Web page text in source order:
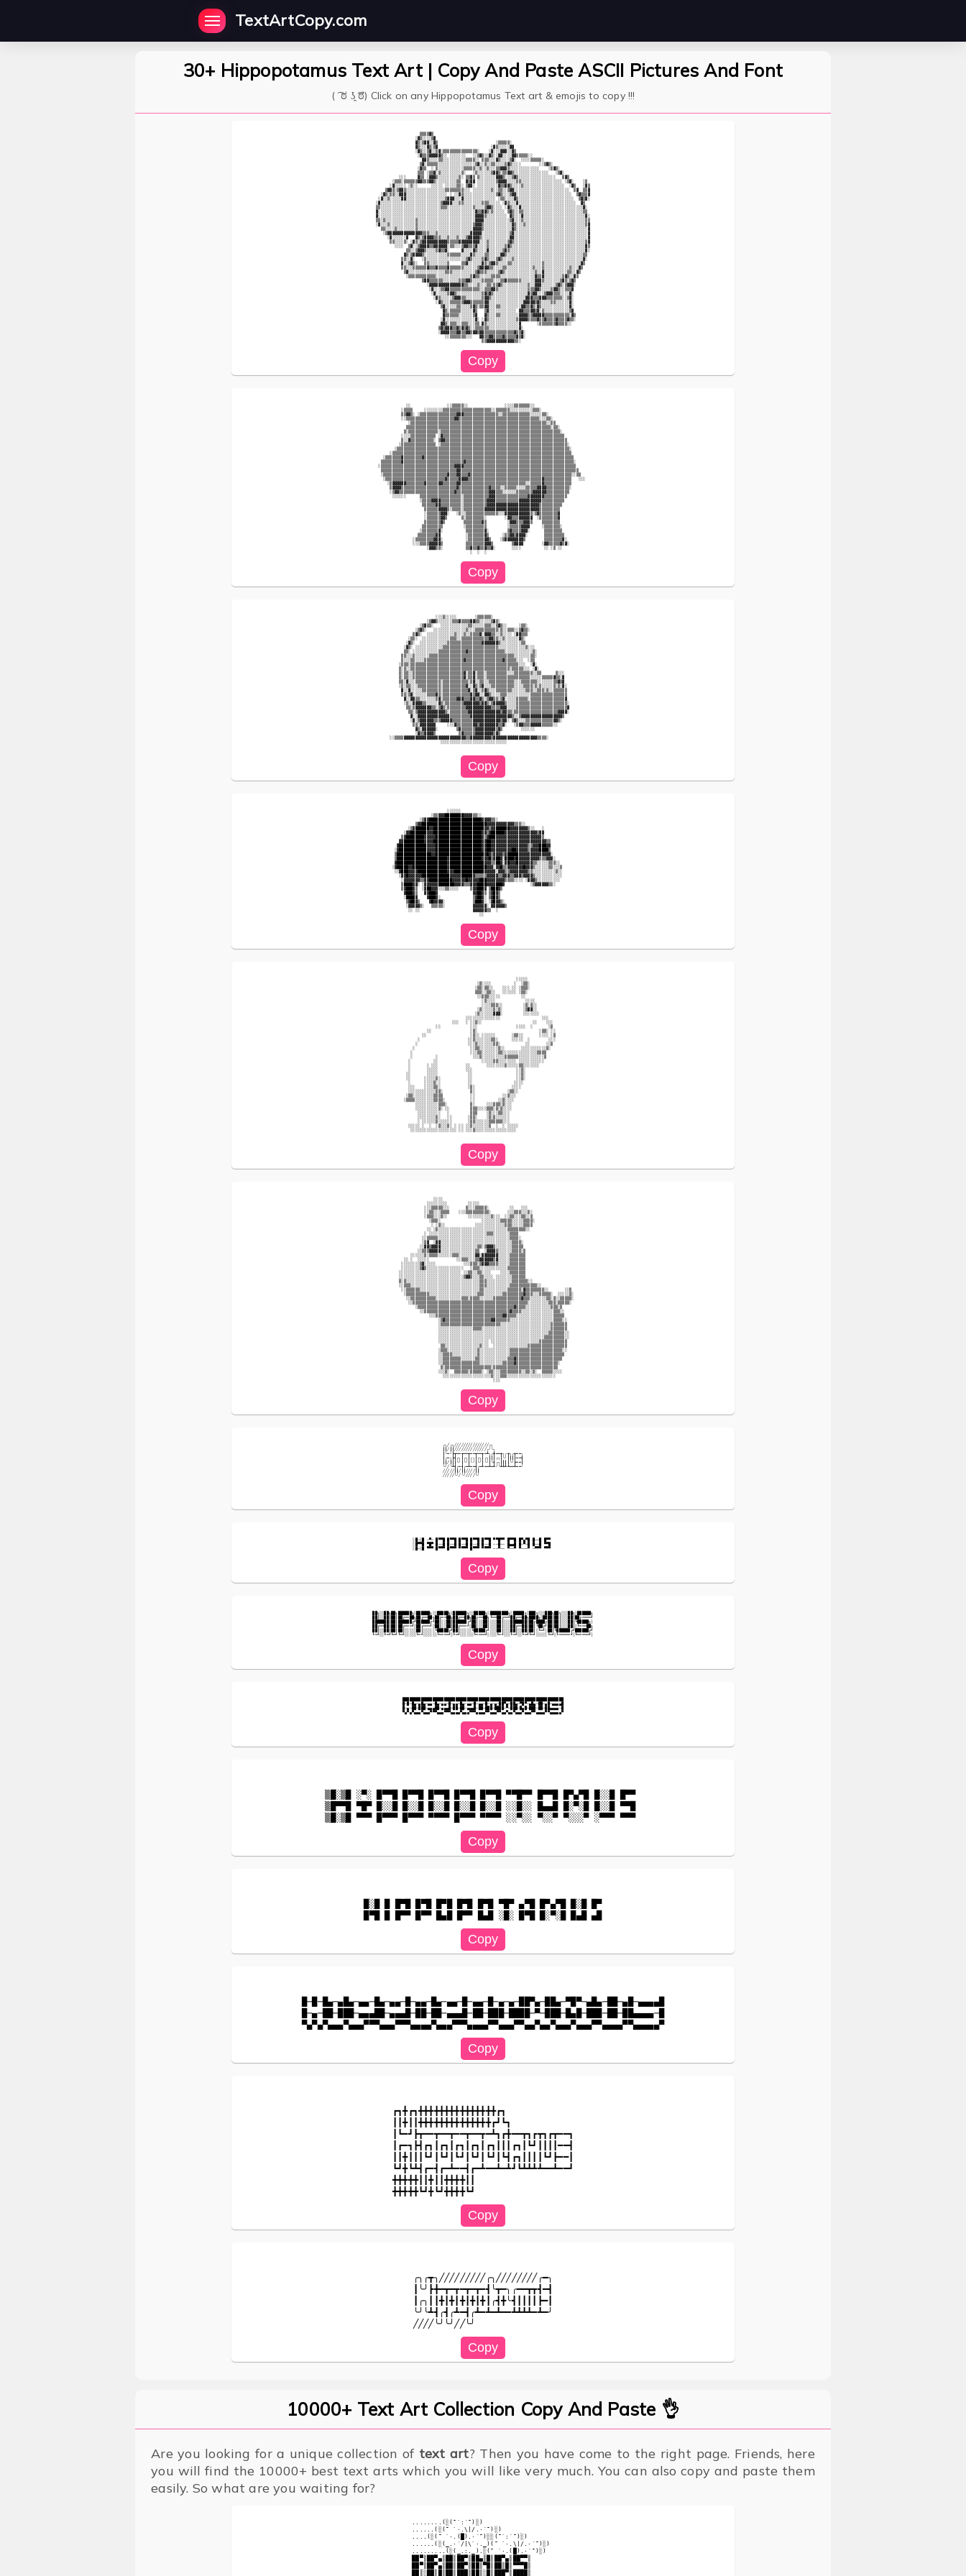
TextArtCopy.com
30+ Hippopotamus Text Art | Copy And Paste ASCII Pictures And Font
( ͡ ಠ ʖ̯ ͡ಠ) Click on any Hippopotamus Text art & emojis to copy !!!
                   ▒▒▒▒▓▒
                 ░▓▒░░░░▒▓
                 ▓▒░▒▓▓░░▓▒                         ░▒▒▒▒▒░
                 ▓▒░░░▓▒░▒▓                       ░▓▒░░░░░▓▓
                 ░▓▒░░▒▓░░▒▓░▒▒▒▒▒▒▒▒▒▒▒▒▒▒▒░    ░▓░░░▓▓▓░░▓▒
                  ░▓▒▒▒▓▓▓▓▓▒░░ ░░░░░░░   ░░▒▓▒░░▓▒░░▓▓░░░░▓▓▒▒▒▒▒░░
                    ▓▓▒░░░░▒▒░░░░░░░░░░▒▒▒▒░░ ▒▒▒░░░▓▒░░░░▒▓░  ░░░░▒▒▒▒▒░
                   ▒▓░▒▒▒▒▒░░░░░░░░░░░░░░░░▒▓░░▒░░▒▒░░░░▒▓▒░░░░        ░░▒▓▒░
                  ░▓▒▒  ░ ▒░░░░░░░░░░░▒▒▒▒▒░░▒░░▒░░░▒▒▓▓▓▒░░░░░░░░░░░░░    ░▒▓▒░
                  ▒▒▒ ░▒▒▓░▒░░░░░░░░░▒░   ░▒░░░░░░▒▓▓▒░▒▒▓▓▒░░░░░░░░░░░░░░░   ░▒▓░
          ░░░     ▓▒▒ ░▓▓▓▒░░░░░░░░░▒░ ▒▒▓▒ ▒░░░░░░░▓▓▓▒░░░▒▓▒░░░░░░░░░░░░░░░░   ▒▓▒
       ░▒▒▒░▒▒▒▒▒▒▓▓▒▒▒▓▓▒░░░░░░░░░▒▒  ▓▒▓▓ ░░░░░░░░▒▓▓▓▓░░░░▒▒░░░░░░░░░░░░░░░░░░ ░▒▓░    ░▒
      ░▓░░░░░ ░▒░░      ░░░░░ ░░░░░▒▒░ ▒▓▓░ ░░░░░░░░░▓▒▒▓▓▒░░░░▒░░░░░░░░░░░░░░░░░░  ░▓▒   ░▓▒
    ▒▓▓▒░▒▓▓▒░░░░░░░░░░░░░░░░░▒▒▒▒▒▒▒▒░░░ ░░░░░░░░▒░░▒▒░░▒▓▓░░░░░░░░░░░░░░░░░░░░░░░░  ▒▓  ▒▒▓
  ░▓▒░▒▒░░▓▓▓░░░░░░░░░░░░░░░░░░ ░ ░░▓▒░░░░░░░░░░░░░░▒▓▒░░░▒▓▓░░░░░░░░░░░░░░░░░░░░░░░░  ▒▓▒▒▒▓
░▓░░▒░░░░░▓▓░░░░░░░░░░░░░░░░░▒▓▓▓░░░▓░░░░░░░░░░░░░░ ░▒▒░░░░▓▒░░░░░░░░░░░░░░░░░░░░░░░░  ▒▓▒▓░
░▓░░░░░░░░░░░░░░░░░░░░░░░░░░▒▓▓▓▓░░░▒▒░░░░░░░░▒▒▒░░░░░ ░▓▒░░░▓░░░░░░░░░░░░░░░░░░░░░░░░░  ▓▒
▒▒░░░░░░░░░░░░░░░░░░░░░░░░░░▒▒▒░░░░░░░░░░░▒░░░░▒▓▓▒░░░░ ░▓▒░░░▓░░░░░░░░░░░░░░░░░░░░░░░░░░░▓░
▓░░░░░░░░░░░░░░░░░░░░░░░░░░░░░░░░░░░░░░░░░░▓▒▒▓▓▒░▒░░░░░ ▒▓▒░░▒▒░░░░░░░░░░░░░░░░░░░░░░░░░░▒▒
▓░░░░░░░░░░░░░░░░░░░░░░░░░░░░░░░░░░░░░░░░░░▓▓▓▓▒░░░░░░░░░ ▓▒░░░▓░░░░░░░░░░░░░░░░░░░░░░░░░░░▓░
▒▒░▒░░░░░░░░░░░░░▒░░░░░░░░░░░░░░░░░░░░░░░░░▓▓▓▓░░░░░░░░░░░▒▓░░░▒░░░░░░░░░░░░░░░░░░░░░░░░░░░▒▒
░▓░░░▒░░░░░░░░░░░▒░░░░░░░░░░░░░░░░░░░░░░░░▒▓▓▓▒░░░░░░░░░░░░▓▒░░░▒░░░░░░░░░░░░░░░░░░░░░░░░░░▒▓
  ▒▒░░░░▒░░░░░░░░▒░░░░░░░░░░░░░░░░░░░░░░░░▓▓▓▓▒░░░░░░░░░░░░▓▒░░░░░░░░░░░░░░░░░░░░░░░░░░░░░░░▓
   ░▒▓▓▓▓▓▓▓▓▓▓▓▓▓▓▓▒▒▒░░░▒░░░░░░░░░░░░░░▓▓▓▓▓░░░░░░░░░░░░▒▓░░░░░░░░░░░░░░░░░░░░░░░░░░░░░░░░▓
     ░▓░░░░░░▓   ▓▒░▒▓▓▓▓▒▒▒░░░▒░░░▒░░░▒▓▓▓▓▓▒░░░░░░░░░░░░▓▓░░░░░░░░░░░░░░░░░░░░░░░░░░░░░░░░▓
      ▒▒░░░░▒░ ░▓▒░▒▓▓▓▓▓▓▓▓▓▓▓▒▒▒▒▒▓▓▓▓▓▓▓▓▓░░░▒░░░░░░░░▒▓▒░░░░░░░░░░░░░░░░░░░░░░░░░░░░░░░▒▓
        ░░░░  ▒▓░░▒▓▓▓▓▒▒▓▓▓▓▓▓░▒▒░░░▒▓▓▒▒▒▓░░░░▒░░░░░░░▒▓▒░░░░░░░░░░░░░░░░░░░░░░░░░░░░░░░░▓▒
             ▒▒░░▒▓▓▓▒░░░░▒▓▒▒▓░     ▓░░░░▓▒░░░░▓░░░░░░▒▓▒░░░░░░░░░░░░░░░░░░░░░░░░░░░░░░░░░▓░
            ▓▒░▒▓▓▓▓▒░░░░░░░░░░▒▒▒▒▒▒░░░░▓▒░░░░▒▒░░░░░▓▓▒░░░░░░░░░░░░░░░░░░░░░░░░░░░░░░░░░▒▒
           ▒▒░░▓░   ░▒░░░░░░░░░░░░░░░░░▒▓▒░░░░▒▓▒░░░▒▓▒░░░░▒░░░░░░░░░░░░░░░░░░░░░░░░░░░░░░▓░
           ▓░░▒▓▒░   ▒▒░░░░░░░░▒     ▒▒▓░░░░░░▓▒░▒▓▓▒░░░░▒▒░░░░░░░░░░░░░▒░░░░░░░░░░░░░░░░▓▒
           ▒▒░░░▒▒▒▒▒▒▓▒▒▒▓▒▒▒▒▓▒▒▒▒▒▒░░░░░░▒▓▓▓▓▒▒░░░░▒▒░░░░░░░░░░░▒░░░▒░░░░░░░░░░░▒░░░▓▒
            ▒▓░░░░░░░░░░░░░░░░▒▒▒░░░░░░░░░░▒▓▒▒▒░░░░░▒▓▒░░░░░░░░░░░░░▒░░▓░░░░░░░░░░▒▒░░▓▒
             ░▒▒▒▒▒▒▒▒▒▒▒▒░░░░░░░░░░░░░░░▒▓▒▒░░░░░▒▒▒▒░░░░░░░░░░░░░░░▓▒▒▓░░░░░░░░▒▓▒░░▓▒
                    ▒▓▓▒▒▒▒▒▒░░░░░░░▒▒▒▓▓▒░░░░▒▒▒▒▒░░░▒▒▓▒▒▒▒▒▒░░░░░░▓▓▓▒░░░░░░░▒▓▒░▒▓▒
                      ░▓▓▓▓▓▓▓▓▓▓▓▓▓▓▓▒▒░░░░▒░░░▒▒░▒▒▓▒░░░░░░░░░░░▒░░▓▓▓░░░░░░▒▓▒░▒▓▓▓░
                       ░▓░░░▒▒▓▓▒▒▒▒▒▒▒▒▒▒▒▒▒░░▒▒▒▓▓▒░░░░░░░░░░░░░▒▒▒▓▓▒░░░░▒▓▓▒░░▒▒▒▓
                        ░▓░░░░░▒▓▓▒░░░░░░░░░░░▒▓▒▓▒░░░░░░░░░░░░░░░▓▒▓▓░░░▒▓▓▓▒▒▒░░░░▓░
                         ░▓▒░░░░░▒▓▓▓▒▒░░░░░░░▒▓▓▒░░░░░░░░░░░░░░░▓▓▓▒▒▒▓▓▓▒▒▒▒▒▒▒░░▒▓░
                          ░▓▒░░░▒▒▒▒▒▒▓▓▓▒▒▒▒▒▒▓▓░░░░░░░░░░░░░░░▓▓▓▓▓▒▓▒░░░░▒▒░░░░░░▓░
                            ▒▓░░░░░▒▒░░░░▒▓▒░▒▒▓▓░░░▒▒░░░░░░░░░▓▓▒▒▓▒░▓▒░░░░░░░░░░░░▓░
                             ▓▒░▒▒▒▒▒░░░░░▓▒   ▒▓░░░░░░░░░░░░ ▓▓▒▒▒▓▓▒▓░▒░░░░░░░░░░░▒▓
                             ▓▒▒▒▒▒▒░░░░░░▒▓   ▓▒░░░▒▒░░░░░░░░▓▓▓▓▒▒▓▓▓▓▓▒▒▒▒▒▒▒▒▒▒▒░▓▒
                            ░▓░░░░░░░░░░░░░▓░ ░▓▒░░░░░░░░░░░░▒▓▓▓▓▒▒▒▒▓▒▒▓▒▒▒▒▓▒▒▒▒▓▒▒░
                            ▓▓▒░▒▒▒░░▒▒▒░░░▒▒ ▓▒░░░░░░░░░░░░░░▓       ░▒▒▒▒▒▒▒▓▒▒▒▒░░
                           ▒▓▒▓▓▓▒▒▓▒▓▒▓▒░░▒▒▒▒▒▒░░░░░░░░░░░░░▓░
                           ░▓▓▓▓▒▒▒▓▓▒▒▓▓▒▓▓▒▓▓▒▒▒▒▒▒▒▒▒▒▒▒▒▓▒▒▓░
                              ░░▒▒▒▒▒▒▒░░░   ▓▓▒▒▓▓▒▒▒▒▓▒▒▒▒▒▓▒▓░
             ░░                ░░▒▒▒▒▒░░                ░░░░▒▒▒▒▒▒▒░░
           ░▒▒▒▒     ░░░░░░░░▒▒▒▒▒▒▒▒▒▒▒▒▒▒▒▒▒▒▒▒▒░░▒▒▒▒▒▒░░░░░░░░░░▒▒▒░
           ▒▒▓▓▒░ ░▒▒▒▒▒▒▒▒▒▒▒▒▒▒▒▒▓▓▓▒▒▒▒▒▒▒▒▒▒▒▒▒▒▒░░▒▒▒▒▒▒▒▒▒▒▒▒░░░░░▒▒░
           ░░▒▒▒▒▒▒▒▒▒▒▒▒▒▒▒▒▒▒▒▒▒▓▓▒▒▒▒▒▒▒▒▒▒▒▒▒▒▒▒▒▒▒▒▒▒▒▒▒▒▒▒▒▒▒▒▒▒▒░░░▒▒░
              ░▒▒▒▒▒▒▒▒▒▒▒▒▒▒▒▒▒▒▒▒▒▒▒▒▒▒▒▒▒▒▒▒▒▒▒▒▒▒▒▒▒▒▒▒▒▒▒▒▒▒▒▒▒▒▒▒▒▒▒░░▒▒
             ▒▒▒▒▒▒▒▒▒▒▒▒▒▒▒▒▒▒▒▒▒▒▒▒▒▒▒▒▒▒▒▒▒▒▒▒▒▒▒▒▒▒▒▒▒▒▒▒▒▒▒▒▒▒▒▒▒▒▒▒▒▒▒░▒▒░
            ▒░▒▒▒▒▒▒▒▒▒▒▒▒▒░▒▒▒▒▒▒▒▒▒▒▒▒▒▒▒▒▒▒▒▒▒▒▒▒▒▒▒▒▒▒▒▒▒▒▒▒▒▒▒▒▒▒▒▒▒▒▒▒▒▒▒▒░
           ░░░░▒▒▒▒▒▒▒▒▒▒▒ ░▓▒▒▒▒▒▒▒▒▒▒▒▒▒▒▒▒▒▒▒▒▒▒▒▒▒▒▒▒▒▒▒▒▒▒▒▒▒▒▒▒▒▒▒▒▒▒▒▒▒▒▒▒▒
           ▒░░▓▒▒▒▒▒▒▒▒▒▒░ ▒▓▓▒▒▒▒▒▒▒▒▒▒▒▒▒▒▒▒▒▒▒▒▒▒▒▒▒▒▒▒▒▒▒▒▒▒▒▒▒▒▒▒▒▒▒▒▒▒▒▒▒▒▒▒▒
          ░▒▒▒▒▒▒▒▒▒▒▒▒▒▒▒ ░▒▒▒▒▒▒▒▒▒▒▒▒▒▒▒▒▒▒▒▒▒▒▒▒▒▒▒▒▒▒▒▒▒▒▒▒▒▒▒▒▒▒▒▒▒▒▒▒▒▒▒▒▒▒▒░
        ░▒▒▒▒▒▒▒▒▒▒▒▒▒▒▒▒▒▒▒▒▒▒▒▒▒▒▒▒▒▒▒▒▒▒▒▒▒▒▒▒▒▒▒▒▒▒▒▒▒▒▒▒▒▒▒▒▒▒▒▒▒▒▒▒▒▒▒▒▒▒▒▒▒▒▒░
      ░▒▒▒▒▒▒▒▒▒▒▒▒▒▒▒▒▒▒▒▒▒▒▒▒▒▒▒▒▒▒▒▒▒▒▒▒▒▒▒▒▒▒▒▒▒▒▒▒▒▒▒▒▒▒▒▒▒▒▒▒▒▒▒▒▒▒▒▒▒▒▒▒▒▒▒▒▒▒
   ░▒▒▒▒▒▒▒▓▒▒▒▒▒▒▒▒▓▒▒▒▒▒▒▒▒▒▒▒▒▒▒▒▒▒▒▒▒▒▒▒▒▒▒▒▒▒▒▒▒▒▒▒▒▒▒▒▒▒▒▒▒▒▒▒▒▒▒▒▒▒▒▒▒▒▒▒▒▒▒▒▒▒
  ▒▒▒▒▒▒▒▒▒▓▒▒▒▒▒▒▒▒▒▒▒▒▒▒▒▒▒▒▒▒▒▒▒▒▒▒▓▒▒▒▒▒▒▒▒▒▒▒▒▒▒▒▒▒▒▒▒▒▒▒▒▒▒▒▒▒▒▒▒▒▒▒▒▒▒▒▒▒▒▒▒▒▒▒░
░▒▒▒▒▒▒▒▒▒▒▒▒▒▒▒▒▒▒▒▒▒▒▒▒▒▒▒▒▒▒▒▒▓▓▓▓▒▒▒▒▒▒▒▒▒▒▒▒▒▒▒▒▒▒▒▒▒▒▒▒▒▒▒▒▒▒▒▒▒▒▒▒▒▒▒▒▒▒▒▒▒▒▒▒▒
  ▒▒▒▒▒▒▒▒▒▒▒▒▒▒▒▒▒▒▒▒▒▒▒▒▒▒▒▒▒▒▒▒▒▓▓▒▒▒▒▒▒▒▒▒▒▒▒▒▒▒▒▒▒▒▒▒▒▒▒▒▒▒▒▒▒▒▒▒▒▒▒▒▒▒▒▒▒▒▒▒▒▒▒▒▒▒
  ░▒▒▒▒▒▒▒▒▒▒▒▒▒▒▒▒▒▒▒▒▒▒▒▒▒▒▒▒▓▒▒▒▓▓▒▒▒▓▒▒▒▒▒▒▒▒▒▒▒▒▒▒▒▒▒▒▒▒▒▒▒▒▒▒▒▒▒▒▒▒▒▒▒▒▒▒▒▒▒▒▒▒░░▒▒
   ░▒▒▒▒▒▒▒▒▒▒▒▒▒▒▒▒▒▒▒▒▒▒▒▒▒▒▓▒▒▒▒▒▓▓▓▓▒▒▒▒▒▒▒▒▒▒▒▒▒▒▒▒▒▒▒▒▒▒▒▒▒▒▒▒▒▒▒▒▓▒▒▒▒▒▒▒▒▒▒▒▒   ░░░
     ░▒▓▓▓▓▓▓▒▒▒▒▒▒▒▒▓▒▒▒▒▒▓▓▒▒▒▒▒▒▓▓▒▒▒▒▒▒▒▒▒▒▒▒▒▒▒▒▒▒▒▒▒▒▒▒▒▒▒▒░░▒▒▒▒▒▓▒▒▒▒▒▒▒▒▒▒▒▒
      ▒▓▓▓▓▒▒▒▒▒▒▒▒▒▒▒▒▒▒▒▒▒▒▒▒▒▒▒▒▓▒▒▒▒▒▒▒▒▒▒▒▒▒▓▒▒▒▒░░▒▒▒▒▒░░░░▒▒▒▒▒▓▓▓▓▒▒▒▒▒▒▒▒▒▒░
      ░▒▓▓▒▒▒▒▒▒▒▒▒▒▒▒▒▒▒▒▒▒▒▒▒▒▒▒▓▒▒▒▒▒▒▒▒▒▒▒▒▒▒▓▓▓▒▒▒░░░░░░▒▒▒▒▒▒▒▓▓▓▓▓▓▒▒▒▒▒▒▒▒▒▒
       ░░░░░░      ▒▒▒▒▒▒▒▒▒▒▒▒▒▒▒▒▒▒░▒▒▒▒▒▒▒▒▒▒▒▓▓▓▒▒▒▒▒▒▒▒▒▒▒▒▒▒▓▓▓▓▓▓▓▒▒▒▒▒▒▒▒▒▒
                   ░▒▒▒▒▓▓▓▓▒▒▒▒▒▒▒▒▒░▒▒▒▒▒▒▒▒▒▒▓▓▓▓▒▒▒▒▒▒▒▒▒▒▓▓▓▓▓▓▓▓▓▓▒▒▒▒▒▒▒▒▒▒
                    ▒▒▒▒▒▒▓▓▒▒▒▒▒▒▒▒▒░▒▒▒▒▒▒▒▒▒▒▓▓▓▓▓▓▓▓▓▓▓▓▓▓▓▓▓▓▓▓▓▓▓▒▒▒▒▒▒▒▒▒▒
                     ▒▒▒▒▒▒▓▓▓▓▒░▒▒▒▒░▒▒▒▒▒▒▒▒▒▓▓▓▓▓▓▓▓▓▓▓▓▓▓▓▓▓▓▓▓▓▓▓▓▒▒▒▒▒▒▒▒▒
                     ░▒▒▒▒▒▒▓▓▓░   ░▒░░▒▒▒▒▒▒▒▒▒▒▒▒▒▒░░░▓▓▓▓▓▓▓▓▓▓▓▒░▒▓▒▒▒▒▒▒▒▒▓
                     ░▒▒▒▒▒▒▓▓▒      ▒░▒▒▒▒▒▒▒▒░        ░▓▓▒▒▒▓▓▓▓▓▓  ░▒▒▒▒▒▒▒▒▓
                     ▒▒▒▒▒▒▒▓▒        ▒▒▒▒▒▒▒▒▓▒         ░▓▓▓▒▒▒▓▓▓▒    ▒▒▒▒▒▒▒▒
                    ▒▒▒▒▒▒▒▒▒         ░▒▒▒▒▒▒▒▒▒         ░▒▒▒▒▒▓▓▓▓     ░▒▒▒▒▒▒▒░
                   ░▒▒▒▒▒▒▒▓░          ▒▒▒▒▒▒▒▒▓░        ▒▓▒▒▒▒▓▓▓░      ▒▒▒▒▒▒▒▒
                  ▒▒▒▒▒▒▒▒▓▓           ░▒▒▒▒▒▒▒▓▒      ░▒▒▓▓▒▓▓▓▓░       ▒▒▒▒▒▒▒▒▒
                ░▒▒▒▒▒▒▒▒▓▓▓░          ░▒▒▒▒▒▒▒▓▓▒    ░▒▓▓▓▓▓▓▓▓▒        ▒▒▒▒▒▒▒▒▓░
                ░░░▒▒▒▒▓▓▓▓▓▒          ▒▒▒▒▒▒▒▒▓▓▓▒        ▒▓▓▓▓        ░▓▓▒▒▒▒▒▓▒▓░
                      ░▓▓▓▒▒░          ▒▒▓▒▒▓▒▒▓▒▒▓░       ░░░░          ░░ ░▒ ░░
                          ░░░▒░░░░░        ░▒▒▒▒▒▒░
                      ░▒▓▓▒░░░░░░▒▒▒▓▒▒▒▒▓▓▒▒░░░░░▒▓▒░
                   ░▒▓▒▒░   ░░░░░░░░░░░░▒▒░░░░░▒▒▒░░▒▓▒░░     ░▒▒░
                 ░▒▓▒░   ░░░░░░░░░░░░░░▒░░░▒▒▒▒▒▒▒▒▒▒░▒░░▒▒▒░░▒▓▒▒░
                ▒▓▒░  ░░░░░░░░░░░░▒░░░▒░░▒▒▒▒▓░▓▓▓▒▒░░▒░░░░ ░▓▓▒▒▒
              ░▒▒░  ░░░░░░░░░░░░▒▒▒░░▒▒▒▒▒▒▒▒▒▒▒▒▓▓▒▒░░▒░░░░░░▓▒░
             ░▓▒░  ░░░░░░░░░░░░▒▒▒▒▒▒▒▒▒▒▒▒▒▒▒▓▓▓▓▓▓▓▒░░░░░░░░░▒▒
            ░▓▒░ ░░░░░░░░░░░░▒▒▒▒▒▒▒▒▒▒▒▒▒▒▒▒▒▒▒▒▒▒▒▒░░░░░░░░░░░░▒░░░
            ▒▒░ ░░░░░░░░░░░▒▒▒▒▒▒▒▒▒▒▒▒▓▒▒▒▒▒▒▒▒▒▒▒▒▒▒▒▒░░░░░░░░░░░░▒░
           ▒▒░░░▒░░░░░░▒▒▒▒▒▒▒▒▒▒▒▒▒▒▒▒▒▒▒▒▒▒▒▒▒▒▒▒▒▒▒▒▒▒▒▒▒░░░░░░░▒▒░
           ▒░░░▒▒░░░░▒▒▒▒▒▒▒▒▒▒▒▒▒▒▒▒▒▓▒▒▒▒▒▒▒▒▒▒▒▒▒▒▒▒▓▒▒▒▒▒░░░  ░▒▒
          ░▒▒▒░▒▒▒▒▒▒▒▒▒▒▒▒▒▒▒▒▒▒▒▒▒▒▒▒▒▒▒▒▒▒▒▒▒▒▒▒▒▒▒▒▒▒▒▒▒▒▒░░░  ░▓░
          ▒░▒░░▒▒▒▒▒▒▒▒▒▒▒▒▒▒▒▒▒▒▒▒▒▒▒▒▒▒▒▒▒▒▒▒▒▒▒▒▒▒▒▒▒▒▒░▒▒▒▒▒░░░ ░▓░
          ▒░▒▒░░▒▒▒▒▒▒▒▒▒▒▒▒▒▒▒▒▒▒▒▒▒▒▓░▒▒▓░▒▒▒░▒▒▒▒▒▒▒▒▒░░░▒▒▒▒▒▒▒▒░░▒▒      ▒░░░
          ▒░▒▒░░▒▒▒▒▒▒▒▒▒▒▒▒▒▒▒▒▒▒▒▒▒▒▓░▒▒▓░▒▒▒░▒▒▒▒▒▒▒▒▒▒▒▒▒▒▒▒▒▒▒░░░░░▒▒▒▒▒▓▒▒░▓
          ▒▒░▓░░░▒▒▒▒▒▒▒▒▒▒▒░▒▒▒▒▒▒▒▒▒▒▒░▒▓░░▒▒░░▒▒▒▒▒▒▒▒▒▒▒░░░▒▒▒▒▒▒▒░░░░░░░▒▒▓▒▓
          ░▒░▒▒░░░▒▒▒▒▒▒▒▒▒▒░▒▒▒▒▒▒▒▒▒▒▓░░▓▒░▒▓░░░▒▒▒▒▒▒▒▒▒▒░░░░▒▒▒▒░▒░▒░░░░░▒░▒░▓░
           ▓░░▓░░░░░▒▒▒▒▒▒▒▒░▒▒▒▒▒▒▒▒▒▒▒▓░▒▓░░▒▓▒░░░▒▒▒▒▒▒▒░░░░░░▒▒▒░░▒▒▒░▒░░▒▒▒▒▒▒
           ▒▒░▒▓░░░░░░▒▒▒▒▓▒░▒▒▒▒▒▒▒▒▒▒▒▒▓▒▓▓░░▓▓▒░░░░▒▒▒░░░░░░░░░░▒▒▒▒▒▒▒▒▒▒▒▒▒▒▒▒
            ▓░░▓▓▒▒░░░░░░░▒▓░▒▒▒▒▒▒▓▓▓▒▒▒▓▓▒▒▓▒░▒▓▓▒▒░▒▓░░░░░▒▒▒▒▒░▒▒▒▒▒▒▒▒▒▒▒▒▒▒▒▓
            ░▒░░▓▓▓▓▒▒░░░░░▓▒░▒▒▒▒▒▒▒▒▓▓▓▓▓▓▓▒▓▓▒░▒▓▓▓▓▓▒░░░░▒▒▒▒▒▒▒▒▒▒▒▒▒▒▒▒▒▒▒▒▒▒░
             ▒▒░▒▓▓▓▓▓▓▓▒▒░▒▓▒░▒▒▒▒▒▒▒▒▓▓▓▓▓▓▓▓▓▓▓▒▒▒▒▓▓▓░░░░▒▒▒▒▒▒▒▒▒▒▒▒▒▒▒▒▒▒▒▒▒▒▓
              ▒▒░▒▓▓▓▓▓▓▓▓▓▓▓▓▒░▒▒▒▒▒▒▒▒▓▓▓▓▓▓▓▓▓▓▓▓▓▓▒▓▓▒▒░▒▒▒▒▒▒▒▒▒▒▒▒▒▒▒▒▒▒▒▓▓▓▓░
               ▓░░▓▓▓▓▓▓▓▓▓▓▓▓▓▓▒▒▒▒▒▒▒▒▒▓▓▓▓▓▓▓▓▓▓▓▓▓▓▓▓▓▓▒░░▒▓▓▓▓▓▓▓▓▓▓▓▓▓▓▓▓▓▓▒
               ░▓░▒▓▓▓▓▓▓▒▒▒▓▓▓▓▓▒▒▒▒▒▒▒▒▒▓▓▓▓▓▓▓▓▓▓▓▓▒▓▓░ ▒▓▒░░░▒▒▒▒▒▒▒▒▒▒▒▒▓▓▒░
                ▒▒░▓▓▓▓▓▓▓     ░░░▓▒▒▒▒▒▒▒▓▓▒▓▓▓▓▓▓▓▓▒▒▓░   ░▒▓▓▒▒▒▓▓▓▓▓▒▒▒▒▒░░
                 ▓▒░▓▓▓▓▓▓░        ▒▓▒▒▒▒▒▒▓▓▓▓▓▓▓▓▓▒▓▒        ░░░░░░
                 ░▓▒▒▓▓▓▓▒          ▒▓▒▒▒▒▒▓▓▓▓▓▓▓▓▒▓▒
      ░░▒▒▒▒▓▓▓▓▓▓▓▓▓▓▓▓▓▓▓▓▓▓▓▓▓▓▓▓▓▓▓▒▒▓▓▓▓▓▓▓▓▓▒▓▓▓▓▓▓▓▓▓▓▓▓▓▓▓▓▓▓▓▒▒▒▒░
                            ░░░░░░░░░░░░░░░░░░░░░░░░░░░░░
                               ░░░░░░
                        ░▒▒▓▓▓████████▓▓▓▓▒▒░░
                   ░▒▓▓███████████████████████▓▓▓▓▒▒░
                 ▒▓▓████████████████████████████▓▓▓▓▓▓▓▓▓▓▓▓▒▒▒░░
              ░▒▓██████▓▓██████████████████████▓▓▒▓▓██████▓▓▓▓▓▓▓▓▒░░   ░
            ░▓▓███████▓▓▓█████████████████████▓▓▒▓██████▓▓▓▓▓▓▓▓▓▓▓▓▓▓▒▓▓
           ▒▓████████▓▓▓▓▓████████████████████▓▒▓███▓▓▓▓▓▓▓▓▓▓▓▓▓▓▓▓▓▓▓▓▒
          ▓▓█████████▓▓▓▓█████████████████████▓▓██▓▓▓▓▓▓▓▓▓▓▓▓▓▓▓▓▓▓▓▓▓▓▓▓▒▒
         ▓████████████▓▓▓▓████████████████████▓▓██▓▓▓▓▓▓▓▓▓▓▓▓▓▓▓▓▒▒▓▓▓███▓▓
        ░▓████████████▓▓▓▓████████████████████▓▓██▓▓▓▓▓▓▓▓▓██▓▓▓▓▓▒▓▓▓▓████▒
        ▒███████████████▓▓█████████████████████▓█▓▒▓▓▓▓▒▓█████▓▓▓▓▓▓▓▓▓▓▓▓▓▓░
        ▒██████████████████████▓██████████████▓▓▓█▒▓██▓░████▓█▓▓▓▓▓▓▓▓▓▒▒▒▓▓▓░
        ▓██████████████████████▓███████████████▓▓▓▒▒██▓░▓█▓▓▓█▓▓▓▓▓▓▒▒░░░░░▒▒▒░░
       ░▓█████▓▓███████████████▓████████████████▓▓▓░▓▓█▒▒▓▓▓▓▓▓▓█▓▓▓▒░░░░░░▒▒░░░▒
        ░░▓███▓▓▓▓█████████████▓▓▓█████████████▓▓▓▓▓░▓▓▓▒▒▓▓▓▓▓▓▓▓▒▒░░░░░░░░░░▒░░
          ░▓▓█▓▓▓▓▓▓████████████▓▓▓▓▓█████▓▒▒▒▒▒▓▓▓▓▓▒▒▓▓▓▒▒▓▓▓▒▓▓▓▓▒░░░░░░░░░░░░
           ░▓▓▓▓▓▓▓▒▒▓▓██████████▓▓▓▓▓▓█▓▓▓▓▓███▓▓▓▓▓▓▓▓▒▒▒▒░░░░ ░▓▓▓▒░░░░░░░░░░
           ▒████▓▓░ ░▓▓▓▓▓▓███████▓▓▓▓▒▒▒▓▓▓████▓▓▓▓███▓           ░▒▓▓▓▓▓▓▒▒░
           ▒▓███▓▒  ░▓██▓▓▓░░░▒▒░░░░     ▒▓▓███▓ ▒███▓▒
            ▓███▓▒   ▓▓███▓               ▓▓██▓▒ ▒▓█▓▒
            ░████▓    ▓███▓░              ▒▓██▓░ ▒▓█▓▒
             ▒▓██▓▒    ▓█▓▓▓▓░            ▒███▓░ ░▓█▓▓▒░
             ░▓▓▓▓▓▒░   ▒▒▒▒▒░            ▓▓▓▓▓▓░ ▓▓▓▓▓▓▒
              ░░ ░░                       ▓▓▓▓▓▓▒▒  ░
                                                             ░░░░░
                                            ░▒░░░░          ░  ░▒▒░
                                           ░▒▒░▒▒░░    ░░░ ░░ ░▒▒▒░
                                           ▒▒▒░░▒▒░░   ░░░░░░ ░▒▒░
                                            ░░▒▒▒░░░░░         ░░
                                              ░▒░░░░             ░░░░
                                              ░░░░▒▒▒░░         ░▒░▒░░
                                            ░▒░░░░░▒░▒░         ░▒▓▓░░
                                           ░▒░░░░░░▓▓▓░         ░░░░░░░
                                       ░░░░░░░░░░░░░░░                  ░░░
                                 ░░░   ░ ░░▒░░                      ░░    ░░░
                          ░░             ░░░                 ░░░░  ░       ░▒
                      ░░                 ░▒░                           ░▒▒░ ░░
                    ░░                   ░▒░░ ░░░░░░       ░▒▒░░       ░░░░ ░▒
                  ░                     ░░▒░░░░░░░▒▒░      ░░░░░  ░        ░░░
                 ░                      ░░░▒░░░░░░░▒▒░           ░░       ░░▒
                ░                        ░░▒▒░░░░░░░░▒░░       ░░░░░░░░░░░▒░
               ░                         ░░░▒▒░░░░░░░▒▒░░░░░░░░░░░░░░░▒▒▒▒
               ░          ░               ░░░▒░░░░░░░░░░▒▒▒▒▒▒░░░░░░░░░░░▒
              ░          ░░                   ░░░░░▒▒░░░░░░░░ ░░░░░░░░░░░
              ░       ░ ░░░            ░░       ░░░░░░░░▒░░░░░▒▒░░░░░░░
              ░       ░░░░░            ░░░                   ░░▒░
             ░░       ░░░░░             ░░                   ░░▒░
             ░░      ░░░░░▒░            ░░                   ░░▒░
              ░      ░░░░▒░░            ░░                  ░░░░
              ░░░    ░░░░▒▒░            ░▒░                ░░░░
              ░░░░░░░░░░░░▒▒░            ▒░              ░▒▒░░
             ░▒▒░░░░░░░░░▒▒▒▒            ░░            ░░▒░░░
            ░▒▒▒▒░░░░░░░░▒▒▒▒░           ░░          ░░▒░░░░
                 ░░░░░░░░░░▒▒▒░          ▒░     ░░░▒▒▒░▒░░░
                 ░░░░░░░░░░▒░ ░░         ▒▒▒░░░░▒▒▒░▒░▒░░░░
                  ░░░░░░░░░░   ░         ▒▒▒    ░▒░░░▒▒░░░
                  ░░░░░░░░▒░   ░░       ░▒▒░    ░▒░▒░░░░░░
                  ░ ░░░░░░▒░░░░░░       ░▒▒░░░░░░▒▒▒▒▒▒░░░
              ░░░░░ ░  ░  ░▒░░░▒░ ░ ░░ ░░▒░░░░░░░▒  ░  ░ ░░░░░
               ░░░░░░░░░░░░░░░░░░░░ ░░ ░░░▒░░░░░░░░░░░░░░░░░░
                         ░░░░
                      ░░░░░░░░░         ░░░░░
                     ░░░▒▒▒▒▒░░░       ▒░░░▒▒▒▒▒░         ░░   ░░░
                     ░░▒▒░░░▒▒▒▒    ░░░▒▒▒▒▒▒▒▒▒▒░       ░░░▒▒▒░░░▒░
                     ░▒▒▒░░░▒░░         ░░░░░░░░░░▒░░░  ░░▒▒░░░▒▒░░▒
                       ░▒▒▒░                  ░░░░░░░░▒▒▒▒▒░░░░░▒▒▒▒░
                        ░ ░▒░░             ░░░░░░░░░░░░░▒▒▒░░░░░▒▒▒▒
                      ░░ ░▒░░░░░░░░░░░░░░░░░░░░░░░░░░░░░░▒▒▒▒▒▒▒▒░░
                     ░ ░░░░░░░░░░░░░░░░░░░░░░░░░▒▒▒░░░░░░░▒▒▒▒
                    ░░▒▒▒▒▒░░░░░░░░░░░░░░░░░░░░░░░░░░░░░░░▒▒▒▒░
                    ░▒▓  ░▓▓░░░░░░░░░░░░░░░░░░░░░░░░░░░░░░░▒▒▒▒░
                   ░░▓▓▒▓▓▓▓░░░░░░░░░░░░░░░░▒▒░▒▓▓▓▒░░░░░░░▒▒▒▒▒
                  ░░▒▒▒▓▓▓▓▓░░░░░░░░░░░░░░░▒▒  ░▓▓▓▓▒░░░░░░▒▒▒▒░▒
               ░░░░░░▒░▒▒▒▒░░░░░░▒▒▒░░░░░░░▓▓░▓▓▓▓▓▓▓░░░░░▒▒▒▒▒▒▒
            ░░ ░  ░░░░░            ░░▒▒▒░░░▒▒▓▓▓▓▓▓▒▓░░░░░▒▒▒▒▒▒▒
           ░░░░░░░░▒▓░░░░░            ░░░▒▒▒░▒▓▓▓▒▒▒▒░░░░░▒▒▒▒▒▒▒
           ░░░░░░░░▒▓▒░░░░░░░░░░░░░░░░   ░▒▒▒░░░░░░░░░░░░▒▒▒▒▒▒▒▒
          ░░░░░░░░░░░░░░░░░░░░░░░░░░░ ░░▒▒░░▒▒░░░░    ░░░░▒▒▒▒▒▒▒
          ░░░░░░░░░░░░░░░░░░░░░░░░░░░░▒▓▓▒░░░▒▒░░░░ ░░░░░░░▒▒▒▒▒▒
          ▒░▒░░░░░░░░░░░░░░░░░░░░░░░░░░░░░░░░▒▒▒░░░░░░░░░░░▒▒▒▒▒▒▒░░
          ░░▒▒▒░░░░░░░░░░░░░░░░░░░░░░░░░░░░░░▒▒▒░░░░░░░░░░▒▒▒▒▒▒▒▒▒▒▒▒░░
           ░░▒▒▒▒▒▒░░░░░░░░░░░░░░░░░░░░░░░░░░▒▒░░░░░░░░░░▒▒▒▒▒▒░▓▒▒▒▒▒▒▒▒░░       ░░▒
            ░▒▒▒▒▒▒▒▒▒▒░░░░░░░░░░░░░░░░░░░░░▒▒▒░░░░░░░░▒▒▒▒▒▒▒▒▒▓▒▒▒░░░▒▒▒▒▒░  ░░░░░▒░
             ░░▒▒▒▒▒▒▒▒▒▒▒░░░░░░░░░░░▒▒▒░▒▒▒▒░░░░░░▒▒▒▒▒▒▒▒▒▒▒▒▓▒▒▒░░░░░░░▒▒░▒░░▒▒▒▒▒░
              ░░▒▒▒▒▒▒▒▒▒▒▒▒▒▒▒▒▒▒▒▒▒▒▒▒▒▒▒▒▒▒▒▒▒▒▒▒▒▒▒▒▒▒▒▒▒▒▒▒▒▒░░░░░░░░░▒▒▒░▒▒▒▒▒░
                 ░▒▒▒▒▒▒▒▒▒▒▒▒▒▒▒▒▒▒▒▒▒▒▒▒▒▒▒▒▒▒▒▒▒▒▒▒▒▒▒▒▒▒▓▒▒▒▒░░░░░░░░░░░▒▒▒░▒
                   ░░▒▒▒▒▒▒▒▒▒▒▒▒▒▒▒▒▒▒▒▒▒▒▒▒▒▒▒▒▒▒▒▒▒▒▒▒▒▓▒▒▒▒░░░░░░░░░░░░░░▒▒▒░░
                       ░░░▒▒▒▒▒▒▒▒▒▒▒▒▒▒▒▒▒▒▒▒▒▒▒▒▒▒▒▒▒▓▓▒▒▒▒░░░░░░░░░░░░░░░░▒▒▒▒▒
                           ░▒▓▒▒▒▒▒▒▒▒▒▒▒▒▒▒▒▒▒▒▒▒▓▓▒▒▒▒▒▒░░░░░░░░░░░░░░░░░░░▒▒▒▒░░
                           ░▒▒▒▒▒▒▒▒▒▒▒▒▒▒▒▒▒▒▒▒▒▒▒▒▒▒░░░░░░░░░░░░░░░░░░░░░░▒▒▒▒▒▒▒
                           ░░░░░░░░░░░░░░░▒▒▒▒░░░░░░░░░░░░░░░░░░░░░░░░░░░░░░▒▒▒▒▒▒▒
                           ░░░░░░░░░░░░░░░░░░░░░░░░░░░░░░░░░░░░░░░░░░░░░░░░▒▒▒▒▒▒▒░░
                           ░░░░░░░░░░░░░░░░░░░░░░░░░░░░░░░░░░░░░░░░░░░░░░▒▒▒▒▒▒▒▒▒░░
                           ░░░░░░░░░░░░░░░░░░░░░░ ░░░░░░░░░░░░░░░░░░░░░▒▒▒▒▒▒▒▒▒▒▒▒
                            ▒▒░░░░░░░░░░░░░░░▒░░░  ░░░░░░░░░░░░░░░▒▒▒▒▒▒▒▒▒▒▒▒▒▒▒▒▒
                           ░▒▒▒░░░░░░░░░░░░░▒░░░░░░░░░░░░░▒▒▒▒▒▒▒▒▒▒▒▒▒▒▒▒▒▒▒▒▒▒▒░░
                           ░░▒▒▒▒░░░░░░░░░░░▒░░░░░░░░░░░░░▒▒▒▒▒▒▒▒▒▒▒▒▒▒▒▒▒▒▒▒▒▒▒▒
                           ░░▒▒▒▒▒▒▒▒░░░░░░▒▒░░░░░░░░░░░░▒▒▒▓▒▒▒▒▒▒▒▒▒▒▒▒▒▒▒▒▒▒▒▒
                           ░░▒▒▒▒▒▒▒▒▒▒▒▒▒▒▒▒░░░░░░░░░░▒▒▒▒▒▓▒▒▒▒▒▒▒▒▒▒▒▒▒▒▒▒▒▒░
                            ▒░▒▒▒▒▒▒▒▒▒▒▒▒▒▒▒▒▒▒▒▒░▒▒▒▒▒▒▒▒▒▒▒▒▒▒▒▒▒▒▒▒▒▒▒▒▒▒▒▒
                           ░░░▒░  ▒▒▒▒▒▒░▒▒▒▒▒░ ░▒▒░░░▒▒▒▒▒▒▒▒▒░░▒▒░▒░  ▒▒▒▒▒░░░░
                             ░░░░░░░░░░░░░░░░░░░░░▒░░░▒▒▒░░░░░░░░░░░░░░░░░░░░░
╭╮╱╭╮╱╱╱╱╱╱╱╱╱╱╱╱╱╱╱╭╮
┃┃╱┃┃╱╱╱╱╱╱╱╱╱╱╱╱╱╱╭╯╰╮
┃╰━╯┣┳━━┳━━┳━━┳━━┳━┻╮╭╋━━┳╮╭┳╮╭┳━━╮
┃╭━╮┣┫╭╮┃╭╮┃╭╮┃╭╮┃╭╮┃┃┃╭╮┃╰╯┃┃┃┃━━┫
┃┃╱┃┃┃╰╯┃╰╯┃╰╯┃╰╯┃╰╯┃╰┫╭╮┃┃┃┃╰╯┣━━┃
╰╯╱╰┻┫╭━┫╭━┻━━┫╭━┻━━┻━┻╯╰┻┻┻┻━━┻━━╯
╱╱╱╱╱┃┃╱┃┃╱╱╱╱┃┃
░█─░█ ─▀─ █▀▀█ █▀▀█ █▀▀█ █▀▀█ █▀▀█ ▀▀█▀▀ █▀▀█ █▀▄▀█ █──█ █▀▀
░█▀▀█ ▀█▀ █──█ █──█ █──█ █──█ █──█ ──█── █▄▄█ █─▀─█ █──█ ▀▀█
██╗░░██╗██╗██████╗░██████╗░░█████╗░██████╗░░█████╗░████████╗░█████╗░███╗░░░███╗██╗░░░██╗░██████╗
██║░░██║██║██╔══██╗██╔══██╗██╔══██╗██╔══██╗██╔══██╗╚══██╔══╝██╔══██╗████╗░████║██║░░░██║██╔════╝
███████║██║██████╔╝██████╔╝██║░░██║██████╔╝██║░░██║░░░██║░░░███████║██╔████╔██║██║░░░██║╚█████╗░
██╔══██║██║██╔═══╝░██╔═══╝░██║░░██║██╔═══╝░██║░░██║░░░██║░░░██╔══██║██║╚██╔╝██║██║░░░██║░╚═══██╗
██║░░██║██║██║░░░░░██║░░░░░╚█████╔╝██║░░░░░╚█████╔╝░░░██║░░░██║░░██║██║░╚═╝░██║╚██████╔╝██████╔╝
█─█─█▄─▄█▄─▄▄─█▄─▄▄─█─▄▄─█▄─▄▄─█─▄▄─█─▄─▄─██▀▄─██▄─▀█▀─▄█▄─██─▄█─▄▄▄▄█
█─▄─██─███─▄▄▄██─▄▄▄█─██─██─▄▄▄█─██─███─████─▀─███─█▄█─███─██─██▄▄▄▄─█
▒█░▒█ ░▀░ █▀▀█ █▀▀█ █▀▀█ █▀▀█ █▀▀█ ▀▀█▀▀ █▀▀█ █▀▄▀█ █░░█ █▀▀
▒█▀▀█ ▀█▀ █░░█ █░░█ █░░█ █░░█ █░░█ ░░█░░ █▄▄█ █░▀░█ █░░█ ▀▀█
▒█░▒█ ▀▀▀ █▀▀▀ █▀▀▀ ▀▀▀▀ █▀▀▀ ▀▀▀▀ ░░▀░░ ▀░░▀ ▀░░░▀ ░▀▀▀ ▀▀▀
█░█ █ █▀█ █▀█ █▀█ █▀█ █▀█ ▀█▀ ▄▀█ █▀▄▀█ █░█ █▀
█─█─█▄─▄█▄─▄▄─█▄─▄▄─█─▄▄─█▄─▄▄─█─▄▄─█─▄─▄─██▀▄─██▄─▀█▀─▄█▄─██─▄█─▄▄▄▄█
█─▄─██─███─▄▄▄██─▄▄▄█─██─██─▄▄▄█─██─███─████─▀─███─█▄█─███─██─██▄▄▄▄─█
┏┓╋┏┓╋╋╋╋╋╋╋╋╋╋╋╋╋╋╋┏┓
┃┃╋┃┃╋╋╋╋╋╋╋╋╋╋╋╋╋╋┏┛┗┓
┃┗━┛┣┳━━┳━━┳━━┳━━┳━┻┓┏╋━━┳┓┏┳┓┏┳━━┓
┃┏━┓┣┫┏┓┃┏┓┃┏┓┃┏┓┃┏┓┃┃┃┏┓┃┗┛┃┃┃┃━━┫
┃┃╋┃┃┃┗┛┃┗┛┃┗┛┃┗┛┃┗┛┃┗┫┏┓┃┃┃┃┗┛┣━━┃
┗┛╋┗┻┫┏━┫┏━┻━━┫┏━┻━━┻━┻┛┗┻┻┻┻━━┻━━┛
╋╋╋╋╋┃┃╋┃┃╋╋╋╋┃┃
╭╮╭┳╮╱╱╱╱╱╱╱╱╱╭╮╱╱╱╱╱╱╱╱╭━╮
┃╰╯┣╋━┳━┳━┳━┳━┫╰┳━╮╭━━┳┳┫━┫
┃╭╮┃┃╋┃╋┃╋┃╋┃╋┃╭┫╋╰┫┃┃┃┃┣━┃
╰╯╰┻┫╭┫╭┻━┫╭┻━┻━┻━━┻┻┻┻━┻━╯
10000+ Text Art Collection Copy And Paste 👌
Are you looking for a unique collection of text art? Then you have come to the right page. Friends, here
you will find the 10000+ best text arts which you will like very much. You can also copy and paste them
easily. So what are you waiting for?
........(░(¯`:´¯)░)
......(░(¯ `·.\|/.·´¯)░)
....(░(¯ `·.(█).·´¯)░░(¯`:´¯)░)
......(░(_.·´/|\`·._)(¯ `·.\|/.·´¯)░)
.........(░(_.:._).░(¯ `·.(█).·´¯)░)
██▀║██▀▄║██║██▀║██▄║█║██▀▄║██▀▀║
██▀║██▀▄║██║██▀║██║▀█║██║█║▀▀▀█║
██║░██║█║██║███║██║░█║███▀║████║